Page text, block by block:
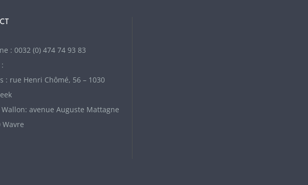
: 0032 (0) 474 74 93 83
: rue Henri Chômé, 56 – 1030
avenue Auguste Mattagne
Wavre